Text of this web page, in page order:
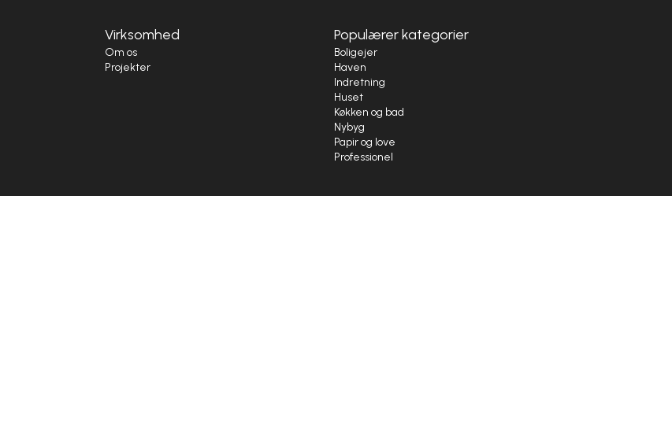
Virksomhed
Om os
Projekter
Populærer kategorier
Boligejer
Haven
Indretning
Huset
Køkken og bad
Nybyg
Papir og love
Professionel